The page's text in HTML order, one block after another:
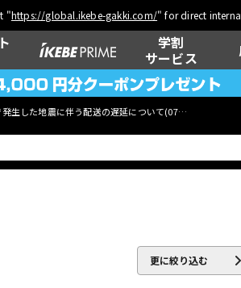
"https://global.ikebe-gakki.com/" for direct
学割
サービス
発生した地震に伴う配送の遅延について(07月29日
更に絞り込む